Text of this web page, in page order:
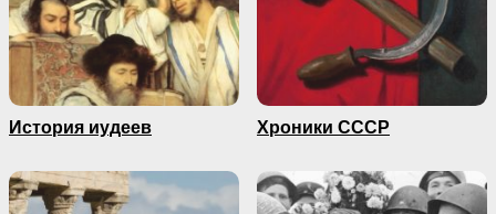
История иудеев Хроники СССР